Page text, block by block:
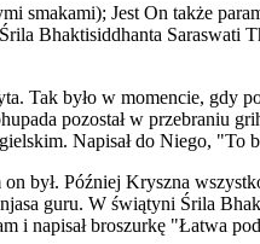
smakami); Jest On także
Bhaktisiddhanta Saraswati
Tak było w momencie, gdy
pozostał w przebraniu
Napisał do Niego, "To
był. Później Kryszna
guru. W świątyni Śrila
i napisał broszurkę "Łatwa